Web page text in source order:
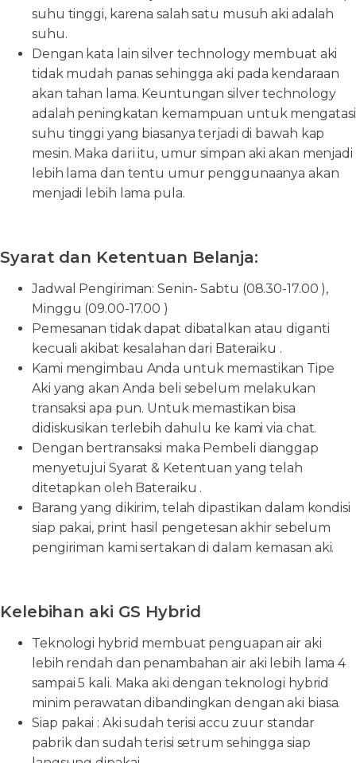
suhu tinggi, karena salah satu musuh aki adalah
suhu.
Dengan kata lain silver technology membuat aki
tidak mudah panas sehingga aki pada kendaraan
akan tahan lama. Keuntungan silver technology
adalah peningkatan kemampuan untuk mengatasi
suhu tinggi yang biasanya terjadi di bawah kap
mesin. Maka dari itu, umur simpan aki akan menjadi
lebih lama dan tentu umur penggunaanya akan
menjadi lebih lama pula.
Syarat dan Ketentuan Belanja:
Jadwal Pengiriman: Senin- Sabtu (08.30-17.00 ),
Minggu (09.00-17.00 )
Pemesanan tidak dapat dibatalkan atau diganti
kecuali akibat kesalahan dari Bateraiku .
Kami mengimbau Anda untuk memastikan Tipe
Aki yang akan Anda beli sebelum melakukan
transaksi apa pun. Untuk memastikan bisa
didiskusikan terlebih dahulu ke kami via chat.
Dengan bertransaksi maka Pembeli dianggap
menyetujui Syarat & Ketentuan yang telah
ditetapkan oleh Bateraiku .
Barang yang dikirim, telah dipastikan dalam kondisi
siap pakai, print hasil pengetesan akhir sebelum
pengiriman kami sertakan di dalam kemasan aki.
Kelebihan aki GS Hybrid
Teknologi hybrid membuat penguapan air aki
lebih rendah dan penambahan air aki lebih lama 4
sampai 5 kali. Maka aki dengan teknologi hybrid
minim perawatan dibandingkan dengan aki biasa.
Siap pakai : Aki sudah terisi accu zuur standar
pabrik dan sudah terisi setrum sehingga siap